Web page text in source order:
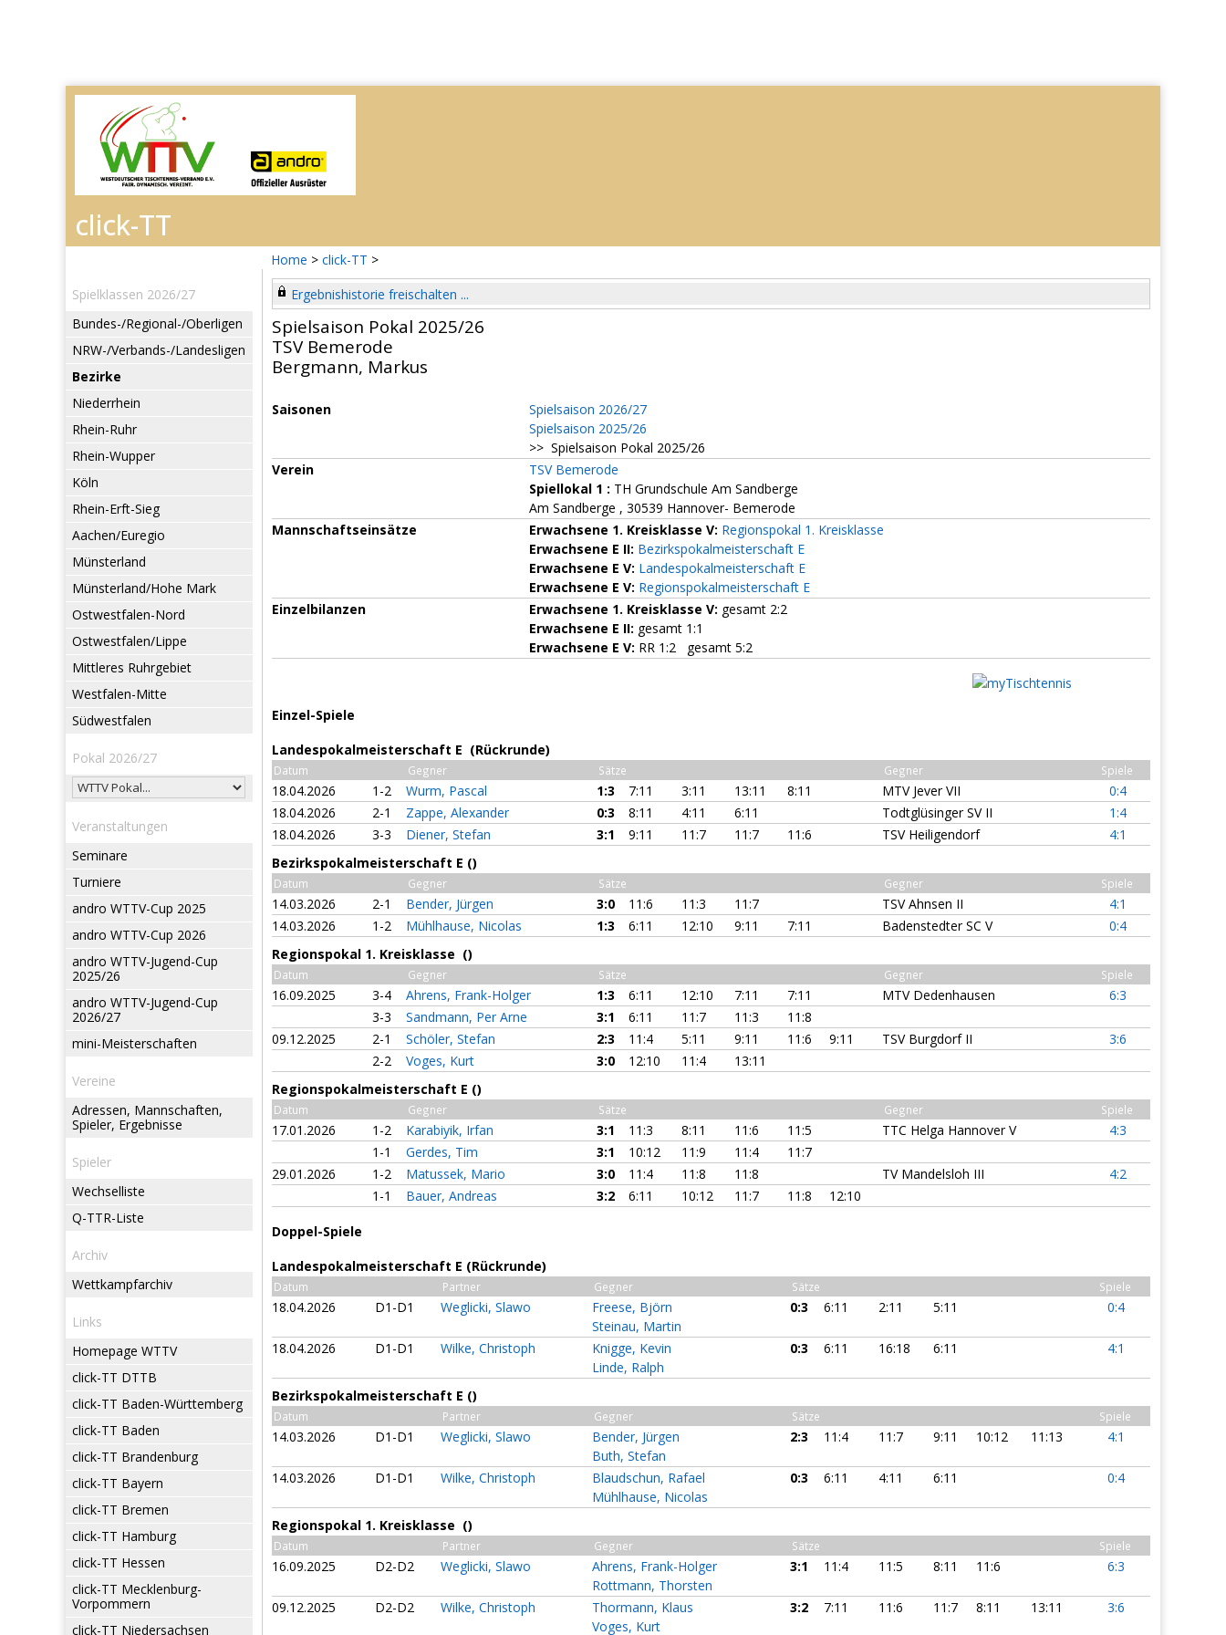
Home > click-TT >
Spielklassen 2026/27
Bundes-/Regional-/Oberligen
NRW-/Verbands-/Landesligen
Bezirke
Niederrhein
Rhein-Ruhr
Rhein-Wupper
Köln
Rhein-Erft-Sieg
Aachen/Euregio
Münsterland
Münsterland/Hohe Mark
Ostwestfalen-Nord
Ostwestfalen/Lippe
Mittleres Ruhrgebiet
Westfalen-Mitte
Südwestfalen
Pokal 2026/27
Veranstaltungen
Seminare
Turniere
andro WTTV-Cup 2025
andro WTTV-Cup 2026
andro WTTV-Jugend-Cup
2025/26
andro WTTV-Jugend-Cup
2026/27
mini-Meisterschaften
Vereine
Adressen, Mannschaften,
Spieler, Ergebnisse
Spieler
Wechselliste
Q-TTR-Liste
Archiv
Wettkampfarchiv
Links
Homepage WTTV
click-TT DTTB
click-TT Baden-Württemberg
click-TT Baden
click-TT Brandenburg
click-TT Bayern
click-TT Bremen
click-TT Hamburg
click-TT Hessen
click-TT Mecklenburg-
Vorpommern
click-TT Niedersachsen
Ergebnishistorie freischalten ...
Spielsaison Pokal 2025/26
TSV Bemerode
Bergmann, Markus
Saisonen
Spielsaison 2026/27
Spielsaison 2025/26
>> Spielsaison Pokal 2025/26
Verein
TSV Bemerode
Spiellokal 1 : TH Grundschule Am Sandberge
Am Sandberge , 30539 Hannover- Bemerode
Mannschaftseinsätze
Erwachsene 1. Kreisklasse V: Regionspokal 1. Kreisklasse
Erwachsene E II: Bezirkspokalmeisterschaft E
Erwachsene E V: Landespokalmeisterschaft E
Erwachsene E V: Regionspokalmeisterschaft E
Einzelbilanzen
Erwachsene 1. Kreisklasse V: gesamt 2:2
Erwachsene E II: gesamt 1:1
Erwachsene E V: RR 1:2 gesamt 5:2
Einzel-Spiele
Landespokalmeisterschaft E (Rückrunde)
Datum Gegner Sätze Gegner Spiele
18.04.2026 1-2 Wurm, Pascal 1:3 7:11 3:11 13:11 8:11 MTV Jever VII
0:4
18.04.2026
2-1 Zappe, Alexander 0:3 8:11 4:11 6:11 Todtglüsinger SV II
1:4
18.04.2026
3-3 Diener, Stefan 3:1 9:11 11:7 11:7 11:6 TSV Heiligendorf
4:1
Bezirkspokalmeisterschaft E ()
Datum Gegner Sätze Gegner Spiele
14.03.2026 2-1 Bender, Jürgen 3:0 11:6 11:3 11:7 TSV Ahnsen II
4:1
14.03.2026
1-2 Mühlhause, Nicolas 1:3 6:11 12:10 9:11 7:11 Badenstedter SC V
0:4
Regionspokal 1. Kreisklasse ()
Datum Gegner Sätze Gegner Spiele
16.09.2025 3-4 Ahrens, Frank-Holger 1:3 6:11 12:10 7:11 7:11 MTV Dedenhausen
6:3
3-3
Sandmann, Per Arne 3:1 6:11 11:7 11:3
11:8
09.12.2025
2-1 Schöler, Stefan 2:3 11:4 5:11 9:11 11:6 9:11 TSV Burgdorf II
3:6
2-2
Voges, Kurt 3:0 12:10 11:4
13:11
Regionspokalmeisterschaft E ()
Datum Gegner Sätze Gegner Spiele
17.01.2026 1-2 Karabiyik, Irfan 3:1 11:3 8:11 11:6 11:5 TTC Helga Hannover V
4:3
1-1
Gerdes, Tim 3:1 10:12 11:9 11:4
11:7
29.01.2026
1-2 Matussek, Mario 3:0 11:4 11:8 11:8 TV Mandelsloh III
4:2
1-1
Bauer, Andreas 3:2 6:11 10:12 11:7 11:8 12:10
Doppel-Spiele
Landespokalmeisterschaft E (Rückrunde)
Datum Partner Gegner Sätze Spiele
18.04.2026 D1-D1 Weglicki, Slawo
Freese, Björn
Steinau, Martin
0:3 6:11 2:11 5:11 0:4
18.04.2026 D1-D1 Wilke, Christoph
Knigge, Kevin
Linde, Ralph
0:3 6:11 16:18 6:11 4:1
Bezirkspokalmeisterschaft E ()
Datum Partner Gegner Sätze Spiele
14.03.2026 D1-D1 Weglicki, Slawo
Bender, Jürgen
Buth, Stefan
2:3 11:4 11:7 9:11 10:12 11:13 4:1
14.03.2026 D1-D1 Wilke, Christoph
Blaudschun, Rafael
Mühlhause, Nicolas
0:3 6:11 4:11 6:11 0:4
Regionspokal 1. Kreisklasse ()
Datum Partner Gegner Sätze Spiele
16.09.2025 D2-D2 Weglicki, Slawo
Ahrens, Frank-Holger
Rottmann, Thorsten
3:1 11:4 11:5 8:11 11:6 6:3
09.12.2025 D2-D2 Wilke, Christoph
Thormann, Klaus
Voges, Kurt
3:2 7:11 11:6 11:7 8:11 13:11 3:6